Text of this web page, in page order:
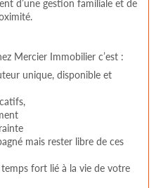
d’une gestion familiale et de
Mercier Immobilier c’est :
unique, disponible et
mais rester libre de ces
fort lié à la vie de votre